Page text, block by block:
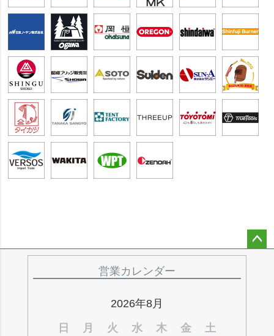
営業カレンダー
2026年8月
日
月 火 水 木 金 土